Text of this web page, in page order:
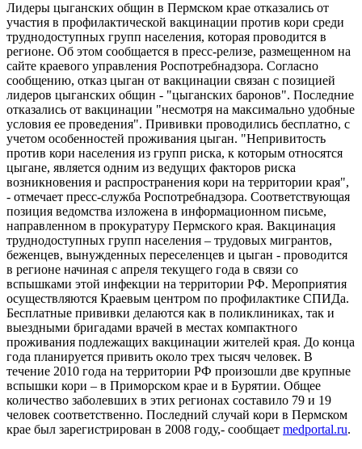
Лидеры цыганских общин в Пермском крае отказались от
участия в профилактической вакцинации против кори среди
труднодоступных групп населения, которая проводится в
регионе. Об этом сообщается в пресс-релизе, размещенном на
сайте краевого управления Роспотребнадзора. Согласно
сообщению, отказ цыган от вакцинации связан с позицией
лидеров цыганских общин - "цыганских баронов". Последние
отказались от вакцинации "несмотря на максимально удобные
условия ее проведения". Прививки проводились бесплатно, с
учетом особенностей проживания цыган. "Непривитость
против кори населения из групп риска, к которым относятся
цыгане, является одним из ведущих факторов риска
возникновения и распространения кори на территории края",
- отмечает пресс-служба Роспотребнадзора. Соответствующая
позиция ведомства изложена в информационном письме,
направленном в прокуратуру Пермского края. Вакцинация
труднодоступных групп населения – трудовых мигрантов,
беженцев, вынужденных переселенцев и цыган - проводится
в регионе начиная с апреля текущего года в связи со
вспышками этой инфекции на территории РФ. Мероприятия
осуществляются Краевым центром по профилактике СПИДа.
Бесплатные прививки делаются как в поликлиниках, так и
выездными бригадами врачей в местах компактного
проживания подлежащих вакцинации жителей края. До конца
года планируется привить около трех тысяч человек. В
течение 2010 года на территории РФ произошли две крупные
вспышки кори – в Приморском крае и в Бурятии. Общее
количество заболевших в этих регионах составило 79 и 19
человек соответственно. Последний случай кори в Пермском
крае был зарегистрирован в 2008 году,- сообщает medportal.ru.